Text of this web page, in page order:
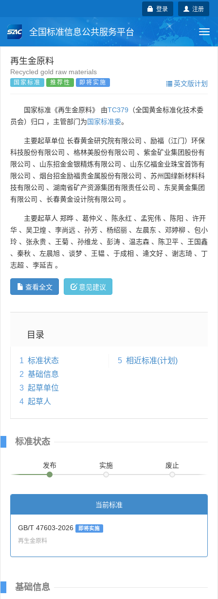
注册
登录
全国标准信息公共服务平台
国家标准
团体标准 企业标准 国际标准
国外标准 技术委员会
再生金原料
Recycled gold raw materials
国家标准 推荐性 即将实施 英文版计划
国家标准《再生金原料》 由TC379 （全国黄金标准化技术委
员会）归口 ，主管部门为国家标准委。
主要起草单位 长春黄金研究院有限公司 、 励福（江门）环保
科技股份有限公司 、 格林美股份有限公司 、 紫金矿业集团股份有
限公司 、 山东招金金银精炼有限公司 、 山东亿福金业珠宝首饰有
限公司 、 烟台招金励福贵金属股份有限公司 、 苏州国绿新材料科
技有限公司 、 湖南省矿产资源集团有限责任公司 、 东吴黄金集团
有限公司 、 长春黄金设计院有限公司 。
主要起草人 郑晔 、 葛仲义 、 陈永红 、 孟宪伟 、 陈阳 、 许开
华 、 吴卫煌 、 李尚远 、 孙芳 、 杨绍丽 、 左晨东 、 邓婷柳 、 包小
玲 、 张永贵 、 王菊 、 孙维龙 、 彭涛 、 温志森 、 陈卫平 、 王国鑫
、 秦秋 、 左晨旭 、 谈梦 、 王韫 、 于成相 、 逄文好 、 谢志琦 、 丁
志超 、 李延吉 。
查看全文 意见建议
目录
1 标准状态
2 基础信息
3 起草单位
4 起草人
5 相近标准(计划)
标准状态
发布 实施 废止
当前标准
GB/T 47603-2026 即将实施
再生金原料
基础信息